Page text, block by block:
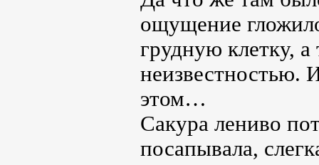
ощущение
грудную клетку,
неизвестностью.
этом…
Сакура лениво
посапывала,